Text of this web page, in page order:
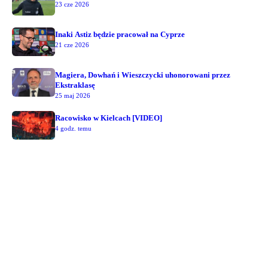
23 cze 2026
Inaki Astiz będzie pracował na Cyprze
21 cze 2026
Magiera, Dowhań i Wieszczycki uhonorowani przez
Ekstraklasę
25 maj 2026
Racowisko w Kielcach [VIDEO]
4 godz. temu